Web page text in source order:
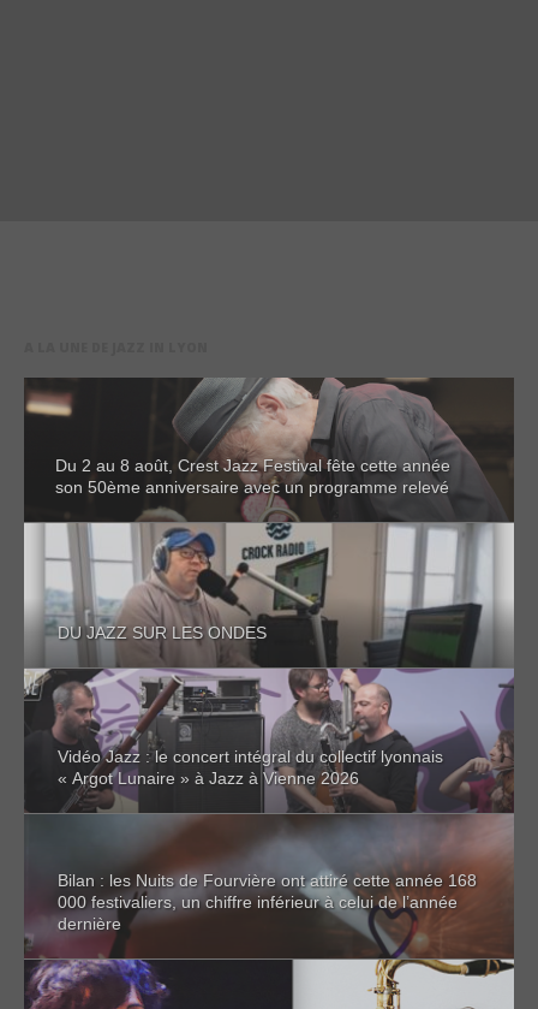
Du 2 au 8 août, Crest Jazz Festival fête cette année
son 50ème anniversaire avec un programme relevé
DU JAZZ SUR LES ONDES
Vidéo Jazz : le concert intégral du collectif lyonnais
« Argot Lunaire » à Jazz à Vienne 2026
Bilan : les Nuits de Fourvière ont attiré cette année 168
000 festivaliers, un chiffre inférieur à celui de l’année
dernière